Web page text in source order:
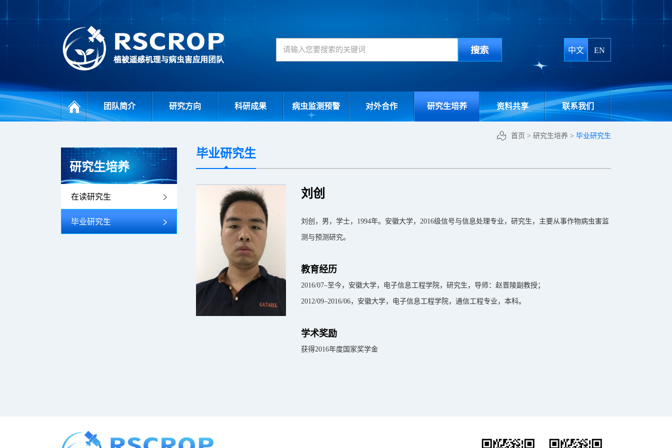
中文 EN
团队简介 研究方向 科研成果 病虫监测预警 对外合作 研究生培养 资料共享 联系我们
首页 > 研究生培养 > 毕业研究生
研究生培养
在读研究生
毕业研究生
毕业研究生
刘创
刘创，男，学士，1994年。安徽大学，2016级信号与信息处理专业，研究生，主要从事作物病虫害监
测与预测研究。
教育经历
2016/07–至今，安徽大学，电子信息工程学院，研究生，导师：赵晋陵副教授；
2012/09–2016/06，安徽大学，电子信息工程学院，通信工程专业，本科。
学术奖励
获得2016年度国家奖学金